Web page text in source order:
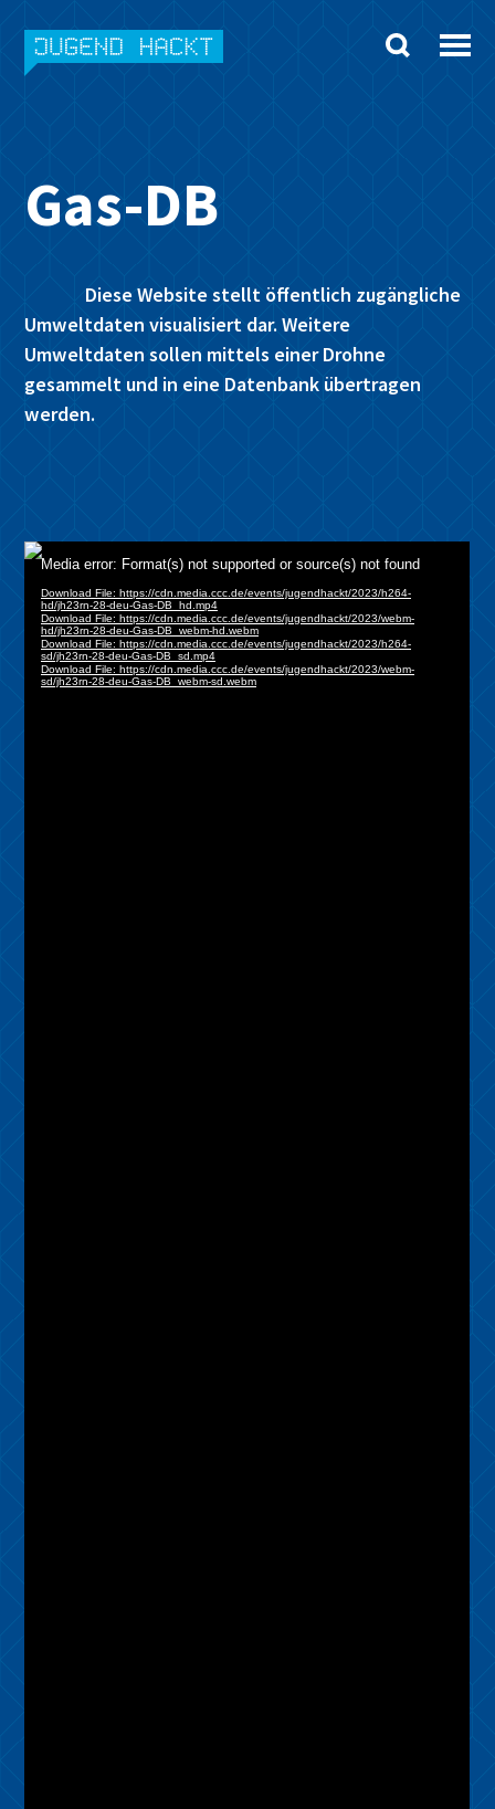
Skip
to
Gas-DB
Diese Website stellt öffentlich zugängliche
Umweltdaten visualisiert dar. Weitere
Umweltdaten sollen mittels einer Drohne
gesammelt und in eine Datenbank übertragen
werden.